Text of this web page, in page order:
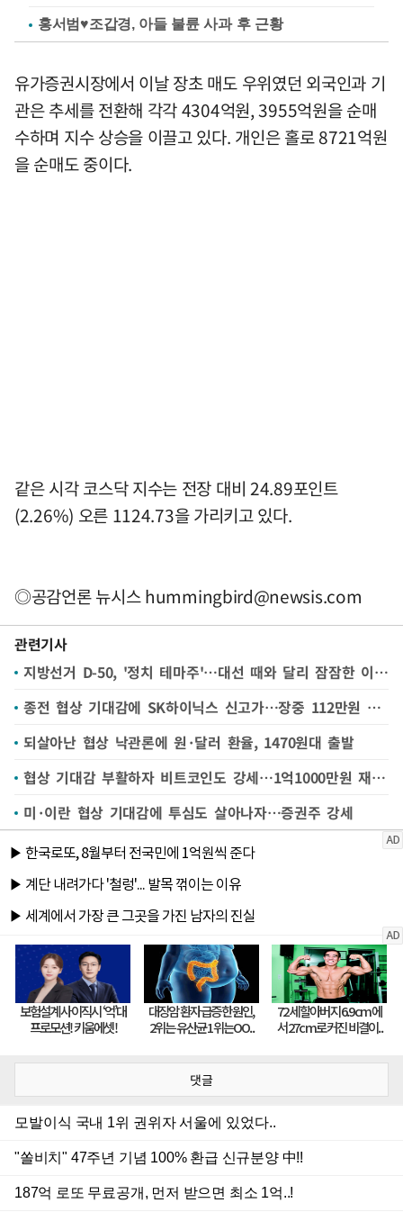
홍서범♥조갑경, 아들 불륜 사과 후 근황
유가증권시장에서 이날 장초 매도 우위였던 외국인과 기
관은 추세를 전환해 각각 4304억원, 3955억원을 순매
수하며 지수 상승을 이끌고 있다. 개인은 홀로 8721억원
을 순매도 중이다.
같은 시각 코스닥 지수는 전장 대비 24.89포인트
(2.26%) 오른 1124.73을 가리키고 있다.
◎공감언론 뉴시스hummingbird@newsis.com
관련기사
지방선거 D-50, '정치 테마주'…대선 때와 달리 잠잠한 이유는
종전 협상 기대감에 SK하이닉스 신고가…장중 112만원 돌파
되살아난 협상 낙관론에 원·달러 환율, 1470원대 출발
협상 기대감 부활하자 비트코인도 강세…1억1000만원 재진입
미·이란 협상 기대감에 투심도 살아나자…증권주 강세
댓글